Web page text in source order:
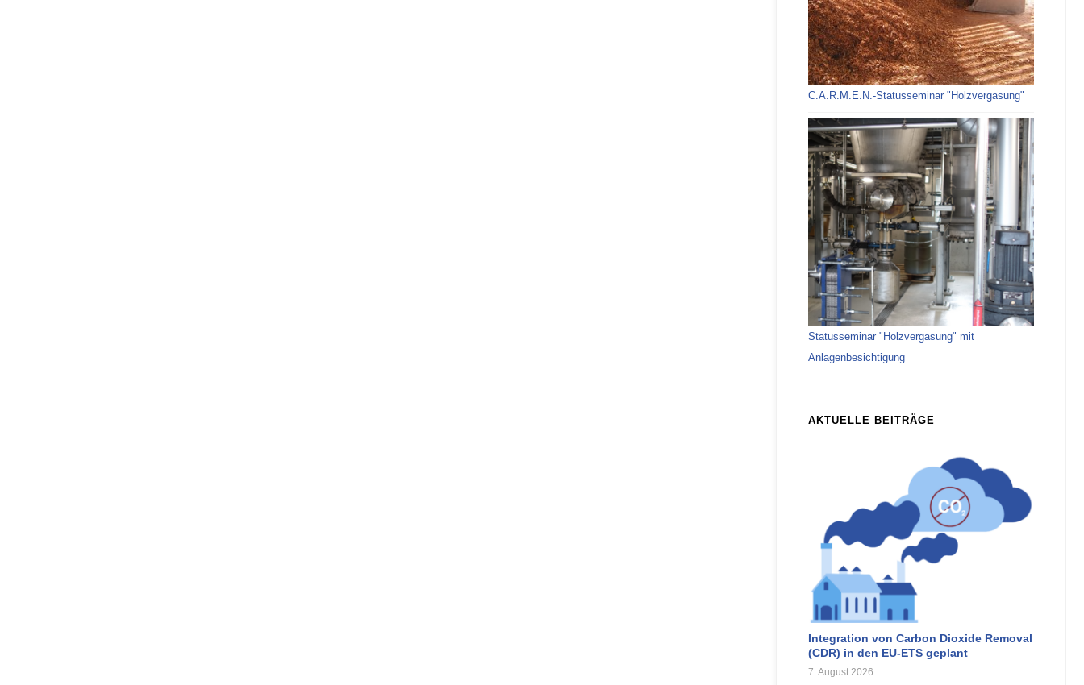
C.A.R.M.E.N.-Statusseminar "Holzvergasung"
Statusseminar "Holzvergasung" mit
Anlagenbesichtigung
AKTUELLE BEITRÄGE
Integration von Carbon Dioxide Removal
(CDR) in den EU-ETS geplant
7. August 2026